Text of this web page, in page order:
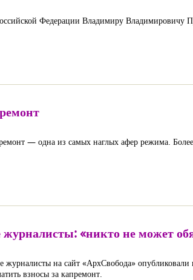
Федерации Владимиру Владимировичу
— одна из самых наглых афер режима. Более
«никто не может
журналисты на сайт «АрхСвобода»
взносы за капремонт.